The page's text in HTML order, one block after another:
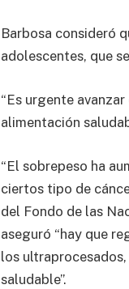
Barbosa consideró
adolescentes, que
“Es urgente
alimentación
“El sobrepeso ha
ciertos tipo de
del Fondo de las
aseguró “hay que
los
saludable”.